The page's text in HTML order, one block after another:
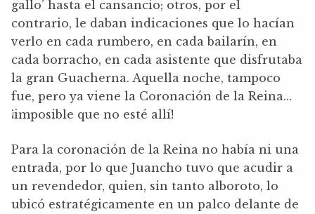
gallo’ hasta el cansancio; otros, por el
contrario, le daban indicaciones que lo hacían
verlo en cada rumbero, en cada bailarín, en
cada borracho, en cada asistente que disfrutaba
la gran Guacherna. Aquella noche, tampoco
fue, pero ya viene la Coronación de la Reina…
¡imposible que no esté allí!
Para la coronación de la Reina no había ni una
entrada, por lo que Juancho tuvo que acudir a
un revendedor, quien, sin tanto alboroto, lo
ubicó estratégicamente en un palco delante de